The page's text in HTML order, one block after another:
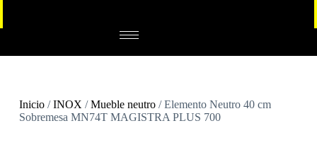
Inicio/INOX /Mueble neutro/ Elemento Neutro 40 cm
Sobremesa MN74T MAGISTRA PLUS 700